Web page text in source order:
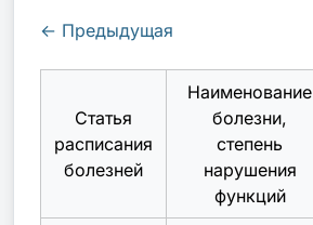
← Предыдущая
Статья
расписания
болезней
Наименование
болезни,
степень
нарушения
функций